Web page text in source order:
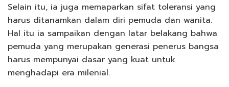
Selain itu, ia juga memaparkan sifat toleransi yang
harus ditanamkan dalam diri pemuda dan wanita.
Hal itu ia sampaikan dengan latar belakang bahwa
pemuda yang merupakan generasi penerus bangsa
harus mempunyai dasar yang kuat untuk
menghadapi era milenial.